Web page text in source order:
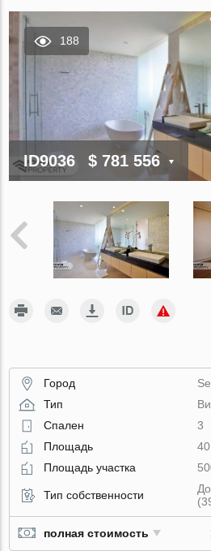
188
ID9036 $ 781 556
Город
Тип
Спален
3
Площадь
Площадь участка
Тип собственности
полная стоимость